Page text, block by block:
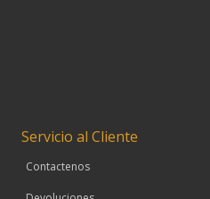
Servicio al Cliente
Contactenos